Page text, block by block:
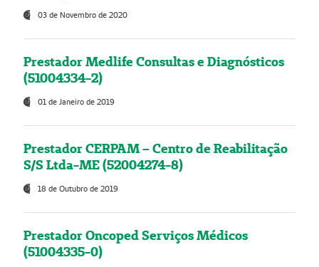
03 de Novembro de 2020
Prestador Medlife Consultas e Diagnósticos
(51004334-2)
01 de Janeiro de 2019
Prestador CERPAM – Centro de Reabilitação
S/S Ltda-ME (52004274-8)
18 de Outubro de 2019
Prestador Oncoped Serviços Médicos
(51004335-0)